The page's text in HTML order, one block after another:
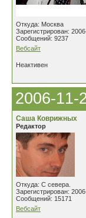
Откуда: Москва
Зарегистрирован:
Сообщений: 9237
Вебсайт
Неактивен
2006-11-
Саша Коврижных
Редактор
Откуда: С севера.
Зарегистрирован:
Сообщений: 15171
Вебсайт